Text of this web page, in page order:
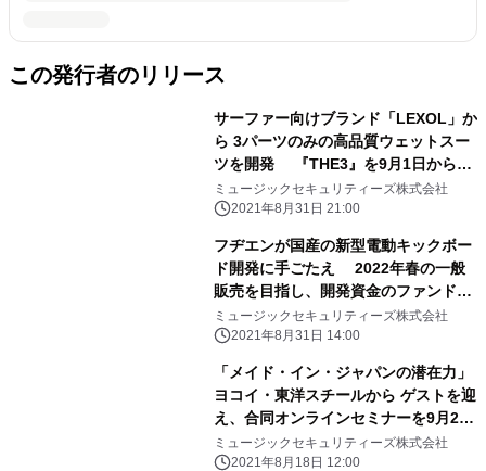
この発行者のリリース
サーファー向けブランド「LEXOL」か
ら 3パーツのみの高品質ウェットスー
ツを開発 『THE3』を9月1日から自
社ECサイトで販売開始
ミュージックセキュリティーズ株式会社
2021年8月31日 21:00
フヂエンが国産の新型電動キックボー
ド開発に手ごたえ 2022年春の一般
販売を目指し、開発資金のファンドを
募集
ミュージックセキュリティーズ株式会社
2021年8月31日 14:00
「メイド・イン・ジャパンの潜在力」
ヨコイ・東洋スチールから ゲストを迎
え、合同オンラインセミナーを9月2日
(木)に開催
ミュージックセキュリティーズ株式会社
2021年8月18日 12:00